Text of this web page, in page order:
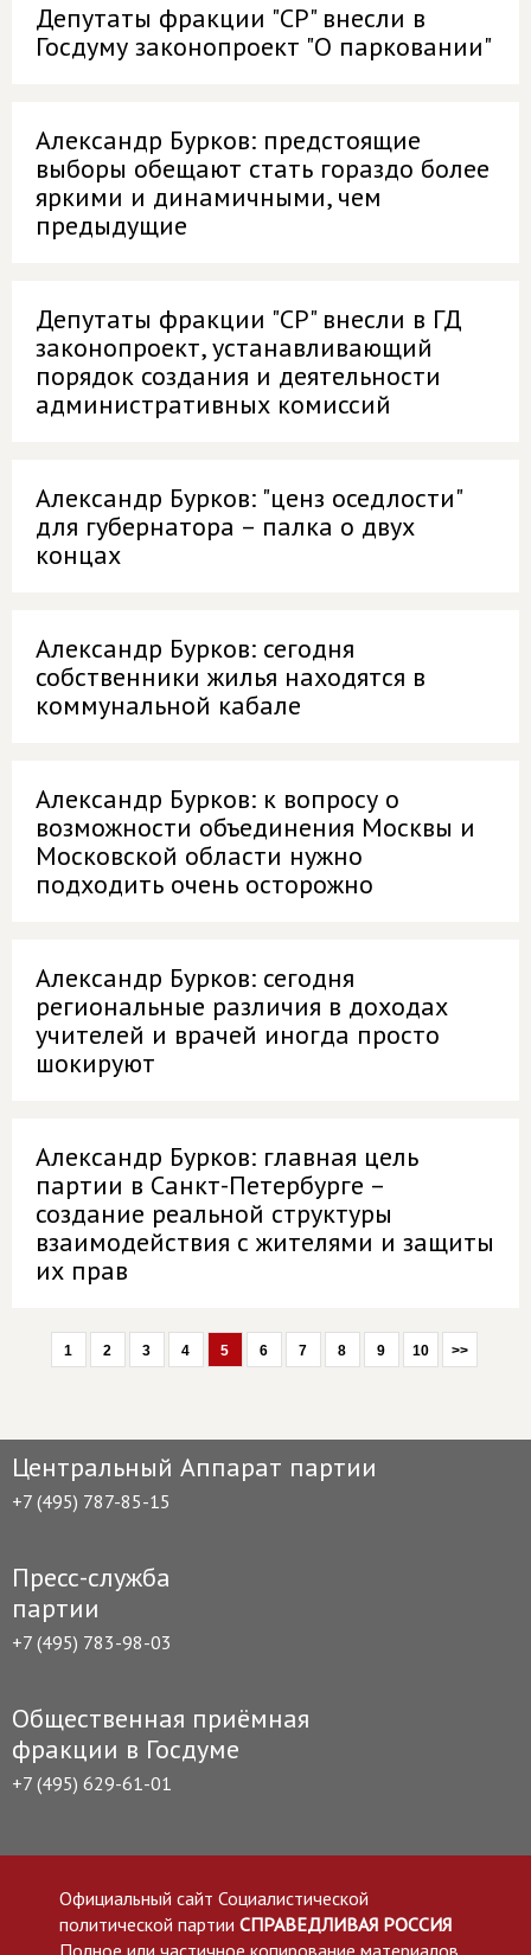
Депутаты фракции "СР" внесли в
Госдуму законопроект "О парковании"
Александр Бурков: предстоящие
выборы обещают стать гораздо более
яркими и динамичными, чем
предыдущие
Депутаты фракции "СР" внесли в ГД
законопроект, устанавливающий
порядок создания и деятельности
административных комиссий
Александр Бурков: "ценз оседлости"
для губернатора – палка о двух
концах
Александр Бурков: сегодня
собственники жилья находятся в
коммунальной кабале
Александр Бурков: к вопросу о
возможности объединения Москвы и
Московской области нужно
подходить очень осторожно
Александр Бурков: сегодня
региональные различия в доходах
учителей и врачей иногда просто
шокируют
Александр Бурков: главная цель
партии в Санкт-Петербурге –
создание реальной структуры
взаимодействия с жителями и защиты
их прав
1 2 3 4 5 6 7 8 9 10 >>
Центральный Аппарат партии
+7 (495) 787-85-15
Пресс-служба
партии
+7 (495) 783-98-03
Общественная приёмная
фракции в Госдуме
+7 (495) 629-61-01
Официальный сайт Социалистической
политической партии СПРАВЕДЛИВАЯ РОССИЯ
Полное или частичное копирование материалов